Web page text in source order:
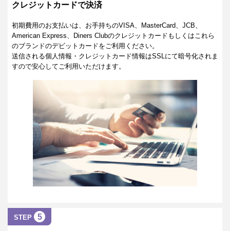
クレジットカードで決済
初期費用のお支払いは、お手持ちのVISA、MasterCard、JCB、
American Express、Diners Clubのクレジットカードもしくはこれら
のブランドのデビットカードをご利用ください。
送信される個人情報・クレジットカード情報はSSLにて暗号化されま
すので安心してご利用いただけます。
STEP 5